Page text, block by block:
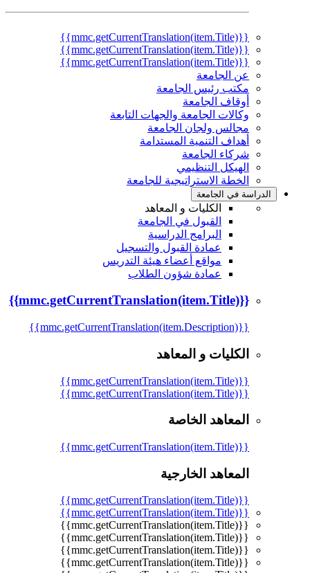
{{mmc.getCurrentTranslation(item.Title)}}
{{mmc.getCurrentTranslation(item.Title)}}
{{mmc.getCurrentTranslation(item.Title)}}
عن الجامعة
مكتب رئيس الجامعة
أوقاف الجامعة
وكالات الجامعة والجهات التابعة
مجالس ولجان الجامعة
أهداف التنمية المستدامة
شركاء الجامعة
الهيكل التنظيمي
الخطة الاستراتيجية للجامعة
الدراسة في الجامعة
الكليات و المعاهد
القبول في الجامعة
البرامج الدراسية
عمادة القبول والتسجيل
مواقع أعضاء هيئة التدريس
عمادة شؤون الطلاب
{{mmc.getCurrentTranslation(item.Title)}}
{{mmc.getCurrentTranslation(item.Description)}}
الكليات و المعاهد
{{mmc.getCurrentTranslation(item.Title)}}
{{mmc.getCurrentTranslation(item.Title)}}
المعاهد الخاصة
{{mmc.getCurrentTranslation(item.Title)}}
المعاهد الخارجية
{{mmc.getCurrentTranslation(item.Title)}}
{{mmc.getCurrentTranslation(item.Title)}}
{{mmc.getCurrentTranslation(item.Title)}}
{{mmc.getCurrentTranslation(item.Title)}}
{{mmc.getCurrentTranslation(item.Title)}}
{{mmc.getCurrentTranslation(item.Title)}}